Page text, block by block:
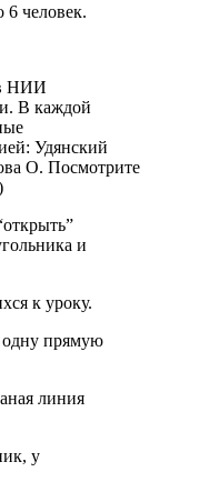
человек.
в НИИ
В каждой
Удянский
О. Посмотрите
и
к уроку.
одну прямую
линия
у